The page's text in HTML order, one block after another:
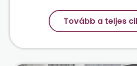
Tovább a teljes